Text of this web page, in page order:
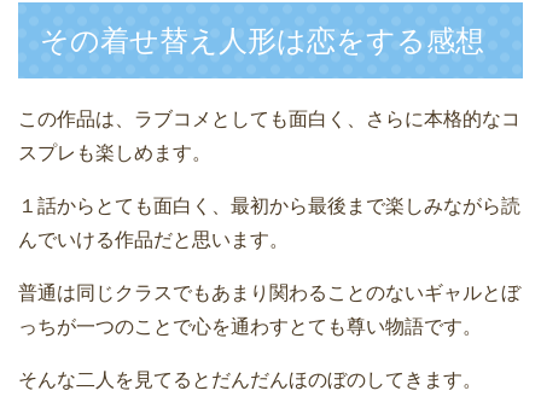
その着せ替え人形は恋をする感想
この作品は、ラブコメとしても面白く、さらに本格的なコ
スプレも楽しめます。
１話からとても面白く、最初から最後まで楽しみながら読
んでいける作品だと思います。
普通は同じクラスでもあまり関わることのないギャルとぼ
っちが一つのことで心を通わすとても尊い物語です。
そんな二人を見てるとだんだんほのぼのしてきます。